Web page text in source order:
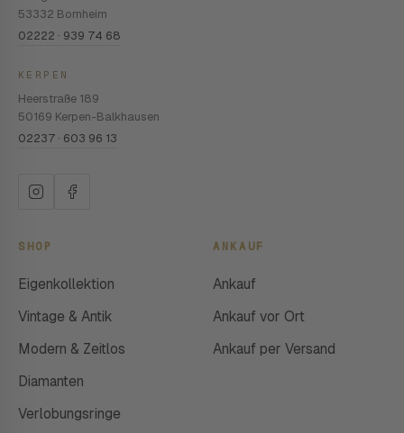
53332 Bornheim
02222 · 939 74 68
KERPEN
Heerstraße 189
50169 Kerpen-Balkhausen
02237 · 603 96 13
SHOP
Eigenkollektion
Vintage & Antik
Modern & Zeitlos
Diamanten
Verlobungsringe
ANKAUF
Ankauf
Ankauf vor Ort
Ankauf per Versand